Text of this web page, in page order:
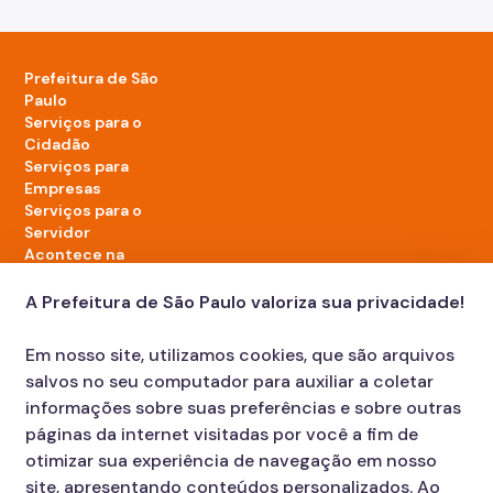
Prefeitura de São
Paulo
Serviços para o
Cidadão
Serviços para
Empresas
Serviços para o
Servidor
Acontece na
LinkedIn da Prefeitura de São Paulo
TikTok da Prefeitura de São Paulo
YouTube da Prefeitura de São Paulo
X da Prefeitura de São Paulo
Instagram da Prefeitura de São Paulo
Facebook da Prefeitura de São Paulo
Diário Oficial
A Prefeitura de São Paulo valoriza sua privacidade!
Em nosso site, utilizamos cookies, que são arquivos
salvos no seu computador para auxiliar a coletar
informações sobre suas preferências e sobre outras
páginas da internet visitadas por você a fim de
otimizar sua experiência de navegação em nosso
site, apresentando conteúdos personalizados. Ao